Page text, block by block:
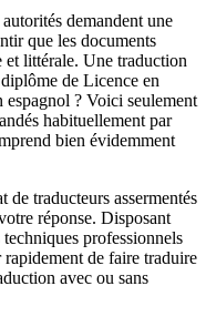
demandent une
que les documents
littérale. Une traduction
de Licence en
? Voici seulement
habituellement par
bien évidemment
de traducteurs assermentés
réponse. Disposant
professionnels
rapidement de faire traduire
avec ou sans